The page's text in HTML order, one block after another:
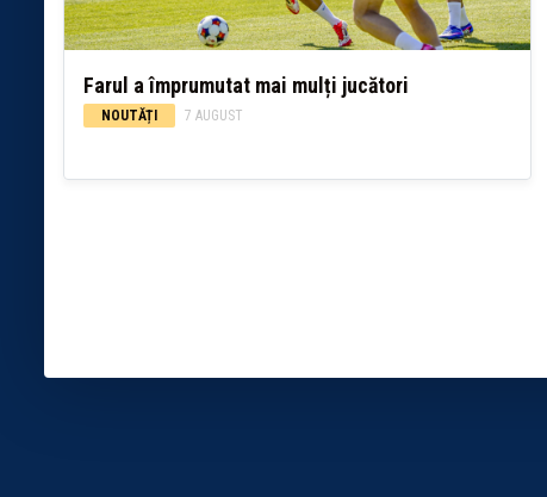
Farul a împrumutat mai mulți jucători
NOUTĂȚI 7 AUGUST